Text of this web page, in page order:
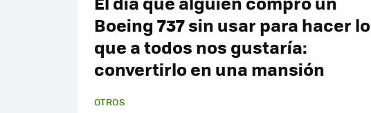
Boeing 737 sin usar para hacer lo
que a todos nos gustaría:
convertirlo en una mansión
OTROS